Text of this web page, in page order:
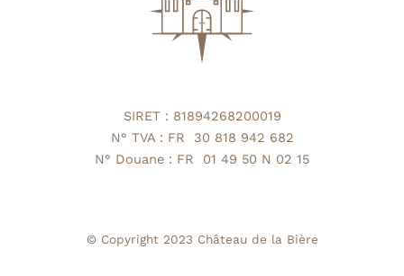
SIRET : 81894268200019
N° TVA : FR 30 818 942 682
N° Douane : FR 01 49 50 N 02 15
© Copyright 2023 Château de la Bière